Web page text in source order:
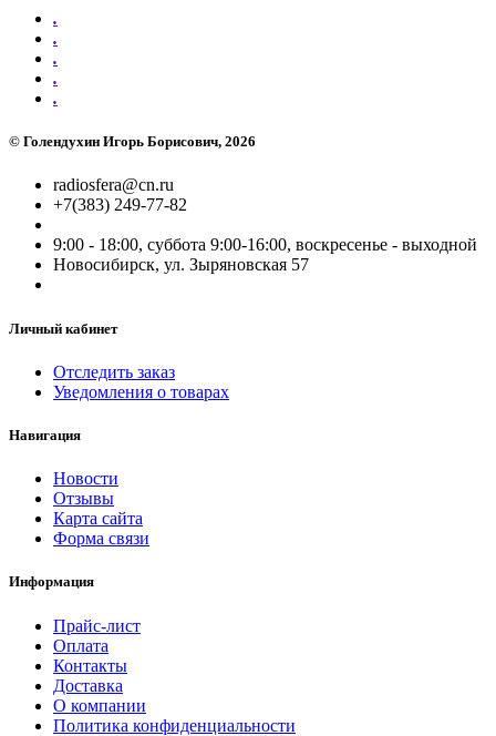
.
.
.
.
.
© Голендухин Игорь Борисович, 2026
radiosfera@cn.ru
+7(383) 249-77-82
9:00 - 18:00, суббота 9:00-16:00, воскресенье - выходной
Новосибирск, ул. Зыряновская 57
Личный кабинет
Отследить заказ
Уведомления о товарах
Навигация
Новости
Отзывы
Карта сайта
Форма связи
Информация
Прайс-лист
Оплата
Контакты
Доставка
О компании
Политика конфиденциальности